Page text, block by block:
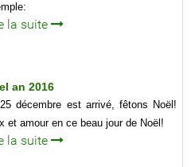
la suite
an 2016
décembre est arrivé, fêtons Noël!
et amour en ce beau jour de Noël!
la suite